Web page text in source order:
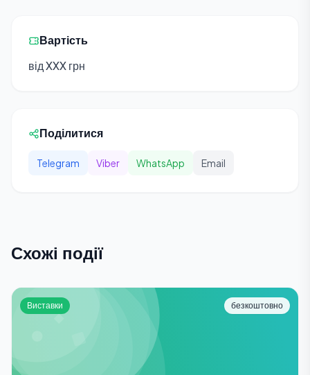
Вартість
від XXX грн
Поділитися
Telegram Viber WhatsApp Email
Схожі події
Виставки безкоштовно